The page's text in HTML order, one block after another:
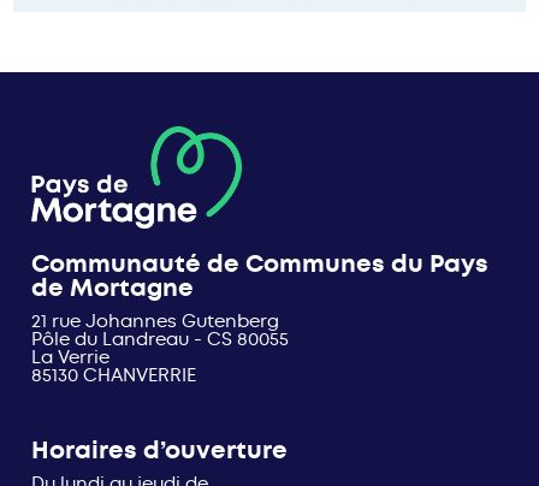
Communauté de Communes du Pays
de Mortagne
21 rue Johannes Gutenberg
Pôle du Landreau - CS 80055
La Verrie
85130 CHANVERRIE
Horaires d’ouverture